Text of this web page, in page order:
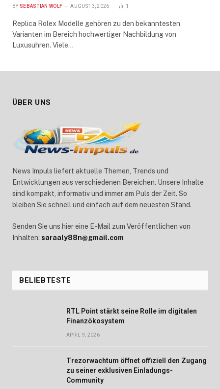
BY SEBASTIAN WOLF AUGUST 3, 2026 1
Replica Rolex Modelle gehören zu den bekanntesten
Varianten im Bereich hochwertiger Nachbildung von
Luxusuhren. Viele…
ÜBER UNS
News Impuls liefert aktuelle Themen, Trends und
Entwicklungen aus verschiedenen Bereichen. Unsere Inhalte
sind kompakt, informativ und immer am Puls der Zeit. So
bleiben Sie schnell und einfach auf dem neuesten Stand.
Senden Sie uns hier eine E-Mail zum Veröffentlichen von
Inhalten: saraaly88n@gmail.com
BELIEBTESTE
RTL Point stärkt seine Rolle im digitalen
Finanzökosystem
APRIL 9, 2026
Trezorwachtum öffnet offiziell den Zugang
zu seiner exklusiven Einladungs-
Community